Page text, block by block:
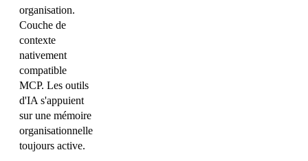
organisation.
Couche de
contexte
nativement
compatible
MCP. Les outils
d'IA s'appuient
sur une mémoire
organisationnelle
toujours active.